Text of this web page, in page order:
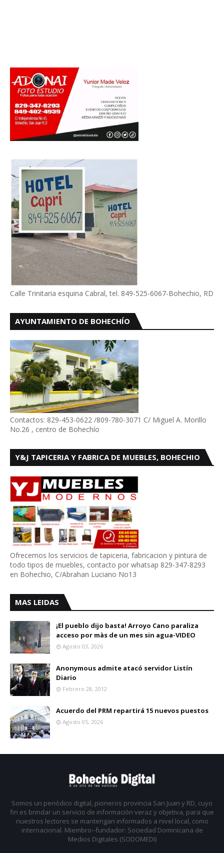
Calle Trinitaria esquina Cabral, tel. 849-525-6067-Bohechio, RD
AYUNTAMIENTO DE BOHECHÍO
Contactos: 829-453-0622 /809-780-3071 C/ Miguel A. Morillo
No.26 , centro de Bohechío
Y&J TAPICERIA Y FABRICA DE MUEBLES, BOHECHIO
Ofrecemos los servicios de tapiceria, fabricacion y pintura de
todo tipos de muebles, contacto por whatsap 829-347-8293
en Bohechio, C/Abrahan Luciano No13
MAS LEIDAS
¡El pueblo dijo basta! Arroyo Cano paraliza
acceso por màs de un mes sin agua-VIDEO
Agosto 03, 2026
Anonymous admite atacó servidor Listín
Diario
Febrero 28, 2012
Acuerdo del PRM repartirá 15 nuevos puestos
Agosto 05, 2026
Somos un periódico digital, pioneros provincia San Juan y RD, cuyo
fin es brindar un servicio de información veraz y objetiva, para que
nuestros lectores se mantengan informados a nivel local, como
internacional. Miembro--fundador: Sociedad Dominicana de
Medios Digitales (SODOMEDI)